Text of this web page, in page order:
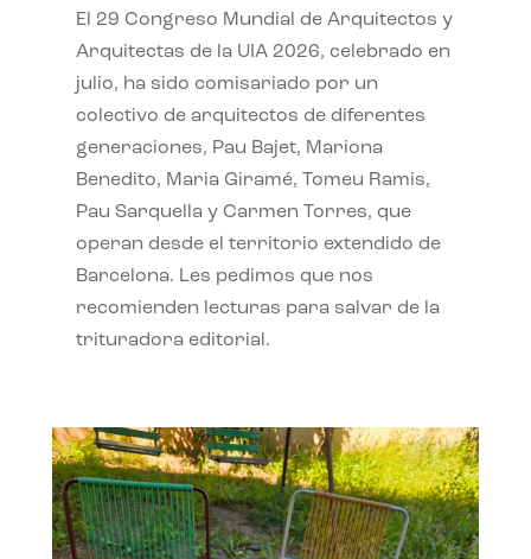
El 29 Congreso Mundial de Arquitectos y
Arquitectas de la UIA 2026, celebrado en
julio, ha sido comisariado por un
colectivo de arquitectos de diferentes
generaciones, Pau Bajet, Mariona
Benedito, Maria Giramé, Tomeu Ramis,
Pau Sarquella y Carmen Torres, que
operan desde el territorio extendido de
Barcelona. Les pedimos que nos
recomienden lecturas para salvar de la
trituradora editorial.